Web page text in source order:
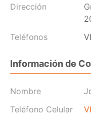
Dirección
Teléfonos
Información de
Nombre
Teléfono Celular